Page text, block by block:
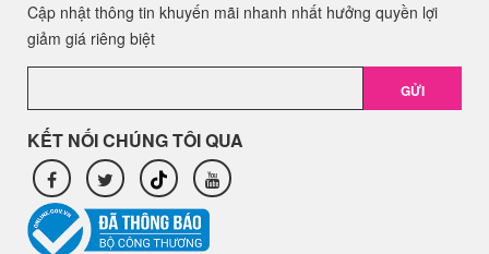
Cập nhật thông tin khuyến mãi nhanh nhất hưởng quyền lợi
giảm giá riêng biệt
GỬI
KẾT NỐI CHÚNG TÔI QUA